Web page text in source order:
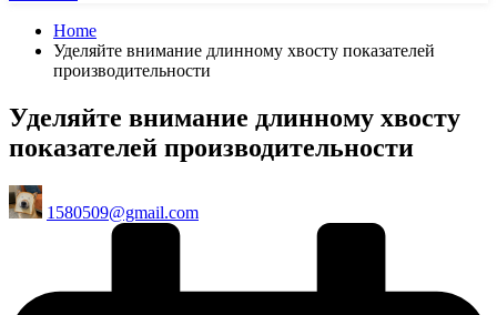
Home
Уделяйте внимание длинному хвосту показателей
производительности
Уделяйте внимание длинному хвосту
показателей производительности
Posted
by
1580509@gmail.com